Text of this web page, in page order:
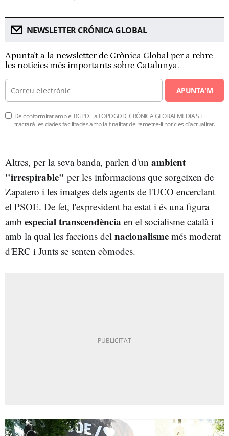
NEWSLETTER CRÓNICA GLOBAL
Apunta't a la newsletter de Crònica Global per a rebre
les notícies més importants sobre Catalunya.
APUNTA'M
De conformitat amb el RGPD i la LOPDGDD, CRÒNICA GLOBALMEDIA S.L.
tractarà les dades facilitades amb la finalitat de remetre-li notícies d'actualitat.
Altres, per la seva banda, parlen d'un ambient
"irrespirable" per les informacions que sorgeixen de
Zapatero i les imatges dels agents de l'UCO encerclant
el PSOE. De fet, l'expresident ha estat i és una figura
amb especial transcendència en el socialisme català i
amb la qual les faccions del nacionalisme més moderat
d'ERC i Junts se senten còmodes.